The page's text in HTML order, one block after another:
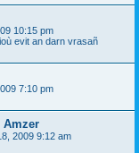
10:15 pm
evit an darn vrasañ
7:10 pm
Amzer
2009 9:12 am